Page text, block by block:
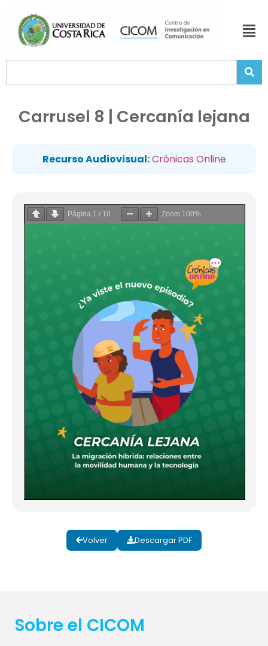
Carrusel 8 | Cercanía lejana
Recurso Audiovisual:Crónicas Online
Página 1 / 10 Zoom 100%
Volver Descargar PDF
Sobre el CICOM